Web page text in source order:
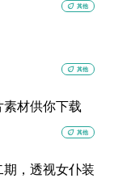
eco 其他
eco 其他
材供你下载
eco 其他
，透视女仆装